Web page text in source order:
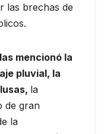
las brechas de
mencionó la
pluvial, la
la
de gran
la